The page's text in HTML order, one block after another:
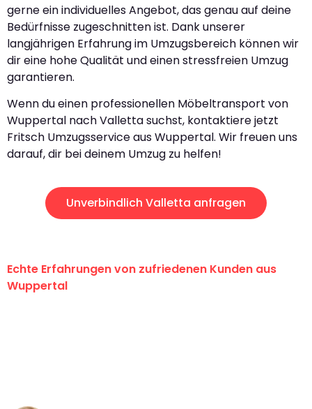
gerne ein individuelles Angebot, das genau auf deine
Bedürfnisse zugeschnitten ist. Dank unserer
langjährigen Erfahrung im Umzugsbereich können wir
dir eine hohe Qualität und einen stressfreien Umzug
garantieren.
Wenn du einen professionellen Möbeltransport von
Wuppertal nach Valletta suchst, kontaktiere jetzt
Fritsch Umzugsservice aus Wuppertal. Wir freuen uns
darauf, dir bei deinem Umzug zu helfen!
Unverbindlich Valletta anfragen
Echte Erfahrungen von zufriedenen Kunden aus
Wuppertal